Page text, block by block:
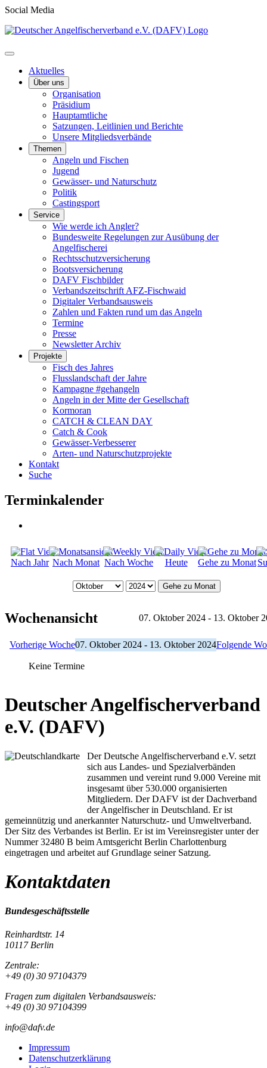
Social Media
Aktuelles
Über uns
Organisation
Präsidium
Hauptamtliche
Satzungen, Leitlinien und Berichte
Unsere Mitgliedsverbände
Themen
Angeln und Fischen
Jugend
Gewässer- und Naturschutz
Politik
Castingsport
Service
Wie werde ich Angler?
Bundesweite Regelungen zur Ausübung der
Angelfischerei
Rechtsschutzversicherung
Bootsversicherung
DAFV Fischbilder
Verbandszeitschrift AFZ-Fischwaid
Digitaler Verbandsausweis
Zahlen und Fakten rund um das Angeln
Termine
Presse
Newsletter Archiv
Projekte
Fisch des Jahres
Flusslandschaft der Jahre
Kampagne #gehangeln
Angeln in der Mitte der Gesellschaft
Kormoran
CATCH & CLEAN DAY
Catch & Cook
Gewässer-Verbesserer
Arten- und Naturschutzprojekte
Kontakt
Suche
Terminkalender
Nach Jahr Nach Monat Nach Woche Heute Gehe zu Monat
Gehe zu Monat
Wochenansicht 07. Oktober 2024 - 13. Oktober
Vorherige Woche07. Oktober 2024 - 13. Oktober 2024Folgende
Keine Termine
Deutscher Angelfischerverband
e.V. (DAFV)
Der Deutsche Angelfischerverband e.V. setzt
sich aus Landes- und Spezialverbänden
zusammen und vereint rund 9.000 Vereine mit
insgesamt über 530.000 organisierten
Mitgliedern. Der DAFV ist der Dachverband
der Angelfischer in Deutschland. Er ist
gemeinnützig und anerkannter Naturschutz- und Umweltverband.
Der Sitz des Verbandes ist Berlin. Er ist im Vereinsregister unter der
Nummer 32480 B beim Amtsgericht Berlin Charlottenburg
eingetragen und arbeitet auf Grundlage seiner Satzung.
Kontaktdaten
Bundesgeschäftsstelle
Reinhardtstr. 14
10117 Berlin
Zentrale:
+49 (0) 30 97104379
Fragen zum digitalen Verbandsausweis:
+49 (0) 30 97104399
info@dafv.de
Impressum
Datenschutzerklärung